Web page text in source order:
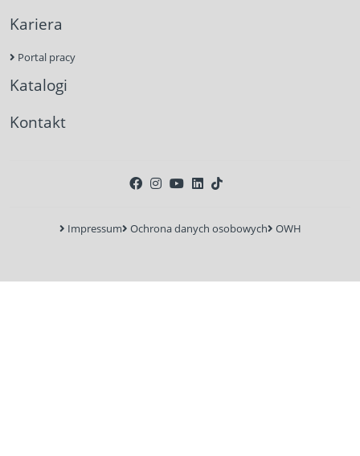
Kariera
Portal pracy
Katalogi
Kontakt
Impressum Ochrona danych osobowych OWH